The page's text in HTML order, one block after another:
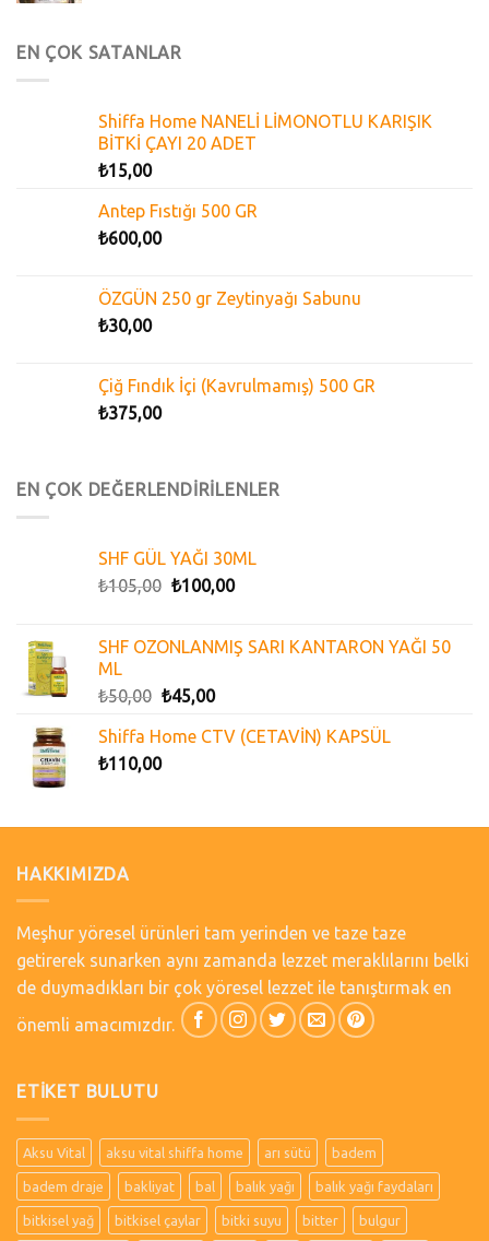
EN ÇOK SATANLAR
Shiffa Home NANELİ LİMONOTLU KARIŞIK
BİTKİ ÇAYI 20 ADET
₺15,00
Antep Fıstığı 500 GR
₺600,00
ÖZGÜN 250 gr Zeytinyağı Sabunu
₺30,00
Çiğ Fındık İçi (Kavrulmamış) 500 GR
₺375,00
EN ÇOK DEĞERLENDİRİLENLER
SHF GÜL YAĞI 30ML
₺105,00 ₺100,00
SHF OZONLANMIŞ SARI KANTARON YAĞI 50
ML
₺50,00 ₺45,00
Shiffa Home CTV (CETAVİN) KAPSÜL
₺110,00
HAKKIMIZDA
Meşhur yöresel ürünleri tam yerinden ve taze taze
getirerek sunarken aynı zamanda lezzet meraklılarını belki
de duymadıkları bir çok yöresel lezzet ile tanıştırmak en
önemli amacımızdır.
ETIKET BULUTU
Aksu Vital aksu vital shiffa home arı sütü badem
badem draje bakliyat bal balık yağı balık yağı faydaları
bitkisel yağ bitkisel çaylar bitki suyu bitter bulgur